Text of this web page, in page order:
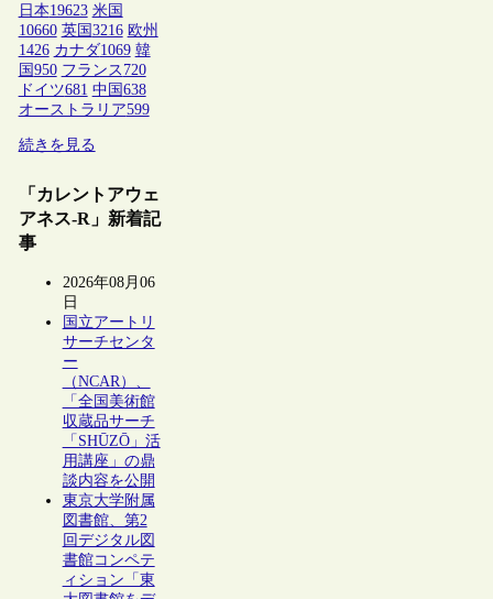
日本19623 米国
10660 英国 3216 欧州
1426 カナダ1069 韓
国 950 フランス 720
ドイツ681 中国 638
オーストラリア599
続きを見る
「カレントアウェ
アネス-R」新着記
事
2026年08月06
日
国立アートリ
サーチセンタ
ー
（NCAR）、
「全国美術館
収蔵品サーチ
「SHŪZŌ」活
用講座」の鼎
談内容を公開
東京大学附属
図書館、第2
回デジタル図
書館コンペテ
ィション「東